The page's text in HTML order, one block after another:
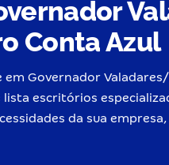
Conta Azul
Governador
escritórios
da sua